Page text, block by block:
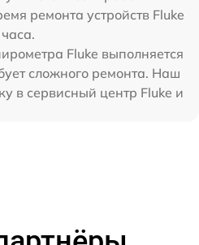
ремонта устройств Fluke
Fluke выполняется
сложного ремонта. Наш
в сервисный центр Fluke и